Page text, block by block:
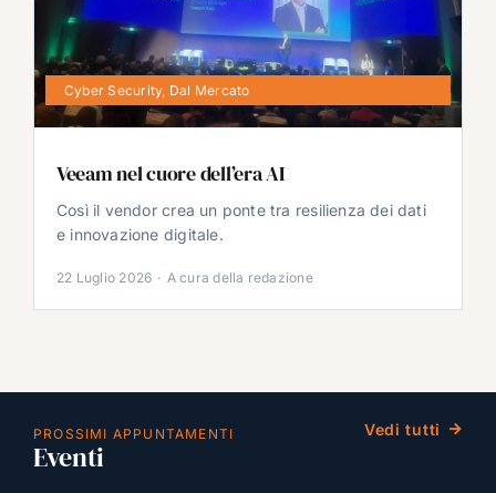
Cyber Security, Dal Mercato
Veeam nel cuore dell’era AI
Così il vendor crea un ponte tra resilienza dei dati
e innovazione digitale.
22 Luglio 2026 · A cura della redazione
PROSSIMI APPUNTAMENTI
Eventi
Vedi tutti